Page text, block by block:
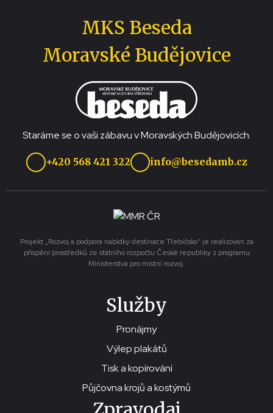
MKS Beseda
Moravské Budějovice
Staráme se o vaši zábavu v Moravských Budějovicích.
+420 568 421 322 info@besedamb.cz
Projekt „Rozvoj a podpora nabídky destinace Třebíčsko“ je realizován za
přispění prostředků ze státního rozpočtu České republiky z programu
Ministerstva pro místní rozvoj.
Služby
Pronájmy
Výlep plakátů
Tisk a kopírování
Půjčovna krojů a kostýmů